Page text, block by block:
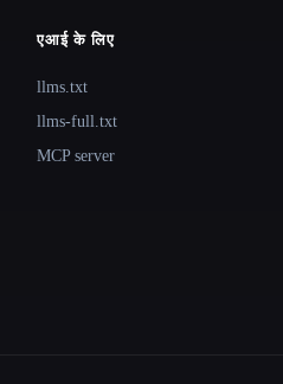
एआई के लिए
llms.txt
llms-full.txt
MCP server